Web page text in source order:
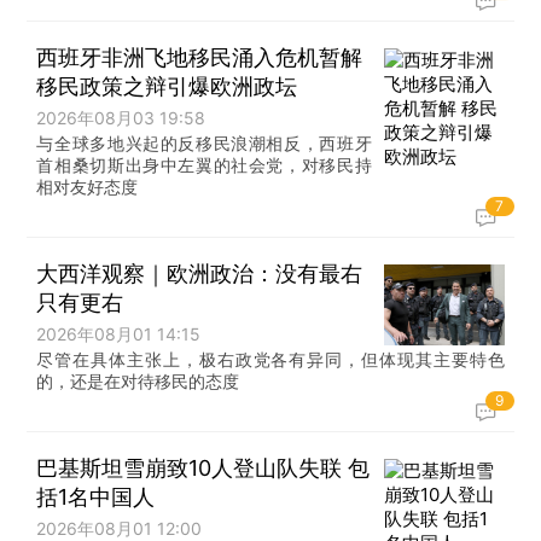
西班牙非洲飞地移民涌入危机暂解
移民政策之辩引爆欧洲政坛
2026年08月03 19:58
与全球多地兴起的反移民浪潮相反，西班牙
首相桑切斯出身中左翼的社会党，对移民持
相对友好态度
7
大西洋观察｜欧洲政治：没有最右
只有更右
2026年08月01 14:15
尽管在具体主张上，极右政党各有异同，但体现其主要特色
的，还是在对待移民的态度
9
巴基斯坦雪崩致10人登山队失联 包
括1名中国人
2026年08月01 12:00